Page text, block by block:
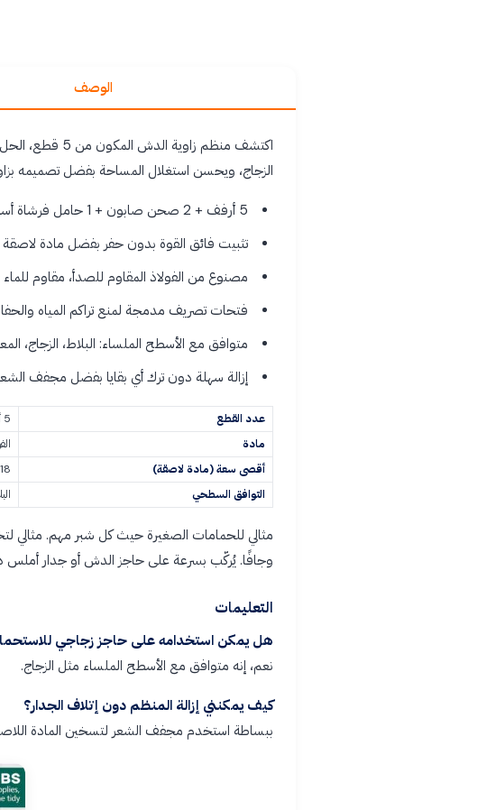
الوصف
اكتشف منظم
الزجاج، ويحسن استغلال المساحة بفضل تصميمه بزاوية 90 درجة ورفوفه
5 أرفف + 2 صحن صابون + 1 حامل فرشاة أسنان + 8 خطافات لتخزين كامل
تثبيت فائق القوة بدون حفر بفضل مادة لاصقة قوية
مصنوع من الفولاذ المقاوم للصدأ، مقاوم
فتحات تصريف مدمجة لمنع تراكم المياه
متوافق مع الأسطح الملساء: البلاط، الزجاج،
إزالة سهلة دون ترك أي بقايا بفضل مجفف
عدد القطع
5 أرفف + 2 صحن صابون + 1 حامل فرشاة أسنان + 8 خطافات
مادة
أقصى سعة (مادة لاصقة)
18 كجم
التوافق السطحي
مثالي للحمامات الصغيرة حيث كل شبر مهم. مثالي
وجافًا. يُركّب بسرعة على حاجز الدش أو جدار أملس
التعليمات
هل يمكن استخدامه على حاجز زجاجي
نعم، إنه متوافق مع الأسطح الملساء مثل الزجاج.
كيف يمكنني إزالة المنظم دون إتلاف الجدار؟
ببساطة استخدم مجفف الشعر لتسخين المادة